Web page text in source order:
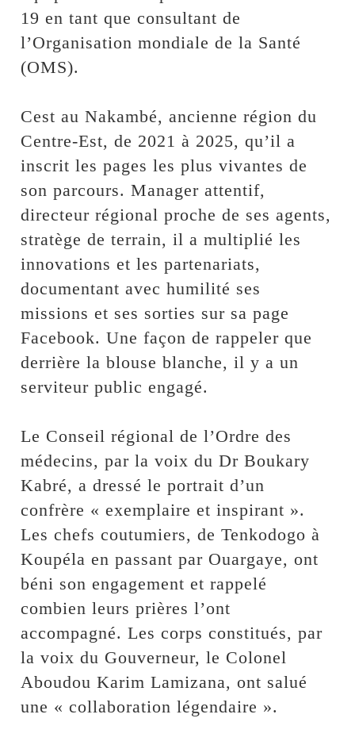
19 en tant que consultant de
l’Organisation mondiale de la Santé
(OMS).
‎Cest au Nakambé, ancienne région du
Centre-Est, de 2021 à 2025, qu’il a
inscrit les pages les plus vivantes de
son parcours. Manager attentif,
directeur régional proche de ses agents,
stratège de terrain, il a multiplié les
innovations et les partenariats,
documentant avec humilité ses
missions et ses sorties sur sa page
Facebook. Une façon de rappeler que
derrière la blouse blanche, il y a un
serviteur public engagé.
‎Le Conseil régional de l’Ordre des
médecins, par la voix du Dr Boukary
Kabré, a dressé le portrait d’un
confrère « exemplaire et inspirant ».
Les chefs coutumiers, de Tenkodogo à
Koupéla en passant par Ouargaye, ont
béni son engagement et rappelé
combien leurs prières l’ont
accompagné. Les corps constitués, par
la voix du Gouverneur, le Colonel
Aboudou Karim Lamizana, ont salué
une « collaboration légendaire ».